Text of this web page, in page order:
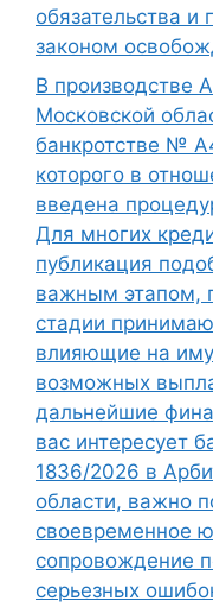
обязательства и
законом
В производстве
Московской
банкротстве №
которого в
введена
Для многих
публикация
важным этапом,
стадии
влияющие на
возможных
дальнейшие
вас интересует
1836/2026 в
области, важно
своевременное
сопровождение
серьезных